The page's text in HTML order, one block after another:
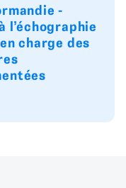
-
l’échographie
charge des